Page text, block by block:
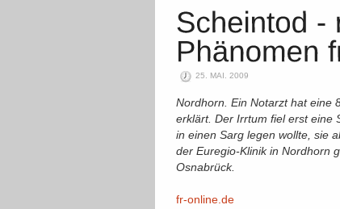
25. MAI. 2009
Nordhorn. Ein Notarzt hat eine
erklärt. Der Irrtum fiel erst eine
in einen Sarg legen wollte, sie
der Euregio-Klinik in Nordhorn
Osnabrück.
fr-online.de